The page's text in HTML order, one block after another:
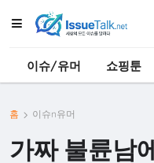
이슈/유머 쇼핑툰
홈 이슈n유머
가짜 불륜남